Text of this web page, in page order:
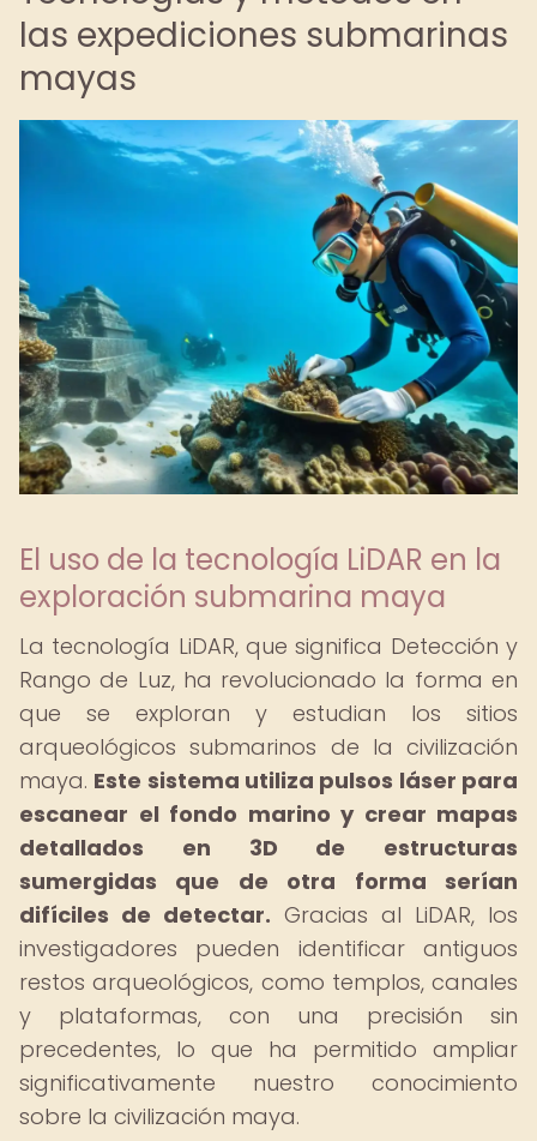
las expediciones submarinas
mayas
El uso de la tecnología LiDAR en la
exploración submarina maya
La tecnología LiDAR, que significa Detección y
Rango de Luz, ha revolucionado la forma en
que se exploran y estudian los sitios
arqueológicos submarinos de la civilización
maya. Este sistema utiliza pulsos láser para
escanear el fondo marino y crear mapas
detallados en 3D de estructuras
sumergidas que de otra forma serían
difíciles de detectar. Gracias al LiDAR, los
investigadores pueden identificar antiguos
restos arqueológicos, como templos, canales
y plataformas, con una precisión sin
precedentes, lo que ha permitido ampliar
significativamente nuestro conocimiento
sobre la civilización maya.